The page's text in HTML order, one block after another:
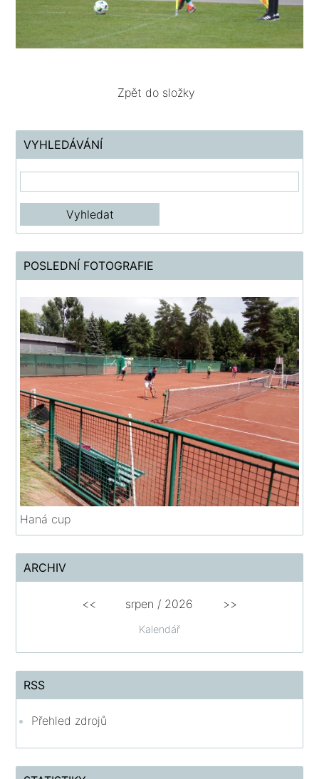
Zpět do složky
VYHLEDÁVÁNÍ
POSLEDNÍ FOTOGRAFIE
Haná cup
ARCHIV
Kalendář
<< srpen / 2026 >>
RSS
Přehled zdrojů